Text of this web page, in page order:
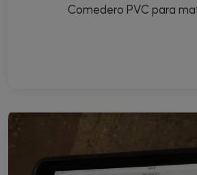
Comedero PVC para